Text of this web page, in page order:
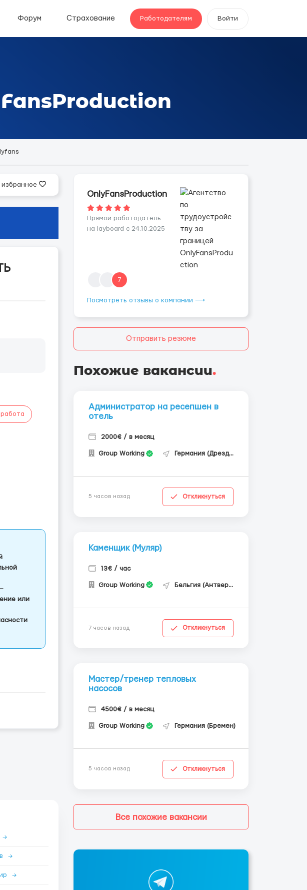
Форум Страхование Работодателям Войти
или
→
→
→
OnlyFansProduction
Прямой работодатель
на layboard с 24.10.2025
7
Посмотреть отзывы о компании ⟶
Отправить резюме
Похожие вакансии.
Администратор на ресепшен в
отель
2000€ / в месяц
Group Working Германия (Дрезден)
5 часов назад Откликнуться
Каменщик (Муляр)
13€ / час
Group Working Бельгия (Антверпен)
7 часов назад Откликнуться
Мастер/тренер тепловых
насосов
4500€ / в месяц
Group Working Германия (Бремен)
5 часов назад Откликнуться
Все похожие вакансии